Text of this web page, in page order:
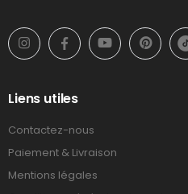
Liens utiles
Contactez-nous
Paiement & Livraison
Mentions légales